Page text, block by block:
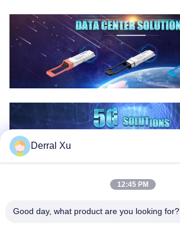
Derral Xu
12:45 PM
Good day, what product are you looking for?